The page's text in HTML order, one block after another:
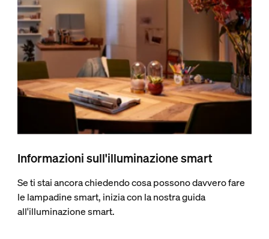
Informazioni sull'illuminazione smart
Se ti stai ancora chiedendo cosa possono davvero fare
le lampadine smart, inizia con la nostra guida
all'illuminazione smart.